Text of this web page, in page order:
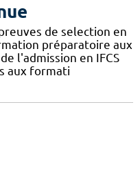
de selection en
préparatoire aux
l'admission en IFCS
aux formati